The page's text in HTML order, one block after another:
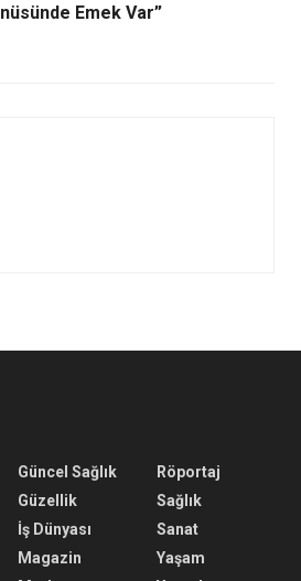
Emek Var”
Güncel Sağlık
Güzellik
İş Dünyası
Magazin
Röportaj
Sağlık
Sanat
Yaşam